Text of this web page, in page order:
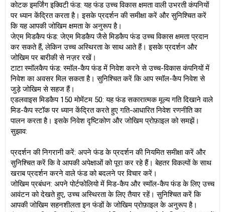
कोटक इमर्जिंग इक्विटी फंड: यह फंड उच्च विकास क्षमता वाली उभरती कंपनियों
पर ध्यान केंद्रित करता है। इसके प्रदर्शन की समीक्षा करें और सुनिश्चित करें
कि यह आपकी जोखिम क्षमता के अनुरूप है।
जेएम मिडकैप फंड: जेएम मिडकैप जैसे मिडकैप फंड उच्च विकास क्षमता प्रदान
कर सकते हैं, लेकिन उच्च अस्थिरता के साथ आते हैं। इसके प्रदर्शन और
जोखिम पर बारीकी से नज़र रखें।
टाटा स्मॉलकैप फंड: स्मॉल-कैप फंड में निवेश करने से उच्च-विकास कंपनियों में
निवेश का अवसर मिल सकता है। सुनिश्चित करें कि आप स्मॉल-कैप निवेश से
जुड़े जोखिम से सहज हैं।
एडलवाइस मिडकैप 150 मोमेंटम 50: यह फंड सकारात्मक मूल्य गति दिखाने वाले
मिड-कैप स्टॉक पर ध्यान केंद्रित करते हुए गति-आधारित निवेश रणनीति का
पालन करता है। इसके निवेश दृष्टिकोण और जोखिम प्रोफ़ाइल को समझें।
सुझाव:
प्रदर्शन की निगरानी करें: अपने फंड के प्रदर्शन की नियमित समीक्षा करें और
सुनिश्चित करें कि वे आपकी अपेक्षाओं को पूरा कर रहे हैं। बेहतर विकल्पों के साथ
खराब प्रदर्शन करने वाले फंड को बदलने पर विचार करें।
जोखिम प्रबंधन: अपने पोर्टफोलियो में मिड-कैप और स्मॉल-कैप फंड के लिए उच्च
आवंटन को देखते हुए, उच्च अस्थिरता के लिए तैयार रहें। सुनिश्चित करें कि
आपकी जोखिम सहनशीलता इन फंडों के जोखिम प्रोफ़ाइल के अनुरूप है।